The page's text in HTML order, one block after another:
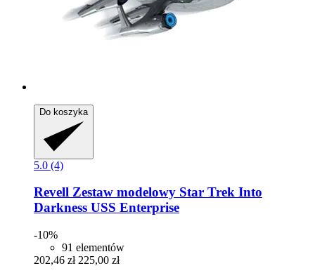
Do koszyka
5.0 (4)
Revell Zestaw modelowy Star Trek Into
Darkness USS Enterprise
-10%
91 elementów
202,46 zł 225,00 zł